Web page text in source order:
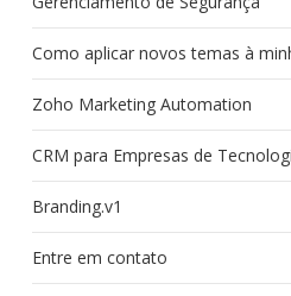
Como aplicar novos temas à
Zoho Marketing Automation
CRM para Empresas de
Branding.v1
Entre em contato